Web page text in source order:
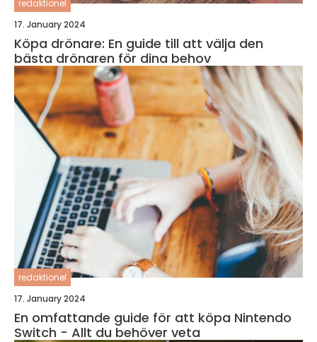
redaktionel
17. January 2024
Köpa drönare: En guide till att välja den
bästa drönaren för dina behov
redaktionel
17. January 2024
En omfattande guide för att köpa Nintendo
Switch - Allt du behöver veta